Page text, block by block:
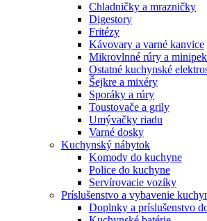
Chladničky a mrazničky
Digestory
Fritézy
Kávovary a varné kanvice
Mikrovlnné rúry a
Ostatné kuchynské
Šejkre a mixéry
Sporáky a rúry
Toustovače a grily
Umývačky riadu
Varné dosky
Kuchynský nábytok
Komody do kuchyne
Police do kuchyne
Servírovacie vozíky
Príslušenstvo a vybavenie
Doplnky a príslušenstvo